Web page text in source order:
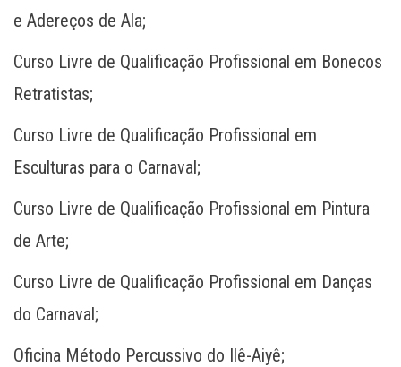
e Adereços de Ala;
Curso Livre de Qualificação Profissional em Bonecos
Retratistas;
Curso Livre de Qualificação Profissional em
Esculturas para o Carnaval;
Curso Livre de Qualificação Profissional em Pintura
de Arte;
Curso Livre de Qualificação Profissional em Danças
do Carnaval;
Oficina Método Percussivo do Ilê-Aiyê;